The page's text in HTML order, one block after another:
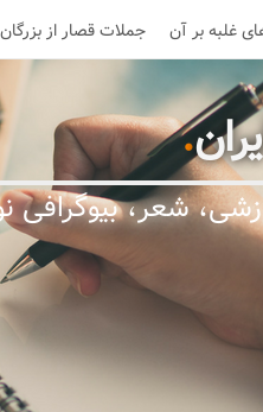
غلبه بر آن جملات قصار از بزرگان
.
شعر، بیوگرافی